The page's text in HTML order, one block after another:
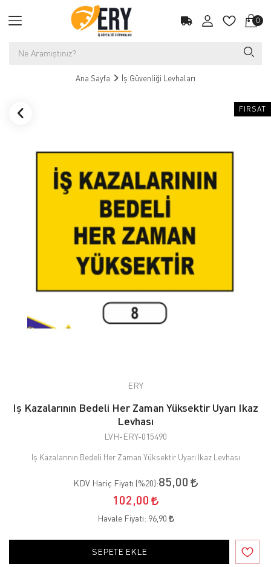
0
Ana Sayfa İş Güvenliği Levhaları
FIRSAT
ERY
Iş Kazalarının Bedeli Her Zaman Yüksektir Uyarı Ikaz
Levhası
LVH-ERY-015490
Iş Kazalarının Bedeli Her Zaman Yüksektir Uyarı Ikaz Levhası
KDV Hariç Fiyatı (%20):85,00
102,00
Havale Fiyatı: 96,90
SEPETE EKLE